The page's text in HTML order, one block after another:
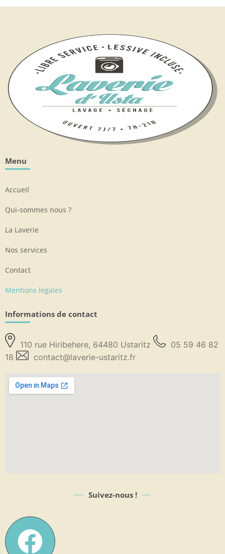
Menu
Accueil
Qui-sommes nous ?
La Laverie
Nos services
Contact
Mentions légales
Informations de contact
110 rue Hiribehere, 64480 Ustaritz
05 59 46 82
18
contact@laverie-ustaritz.fr
Suivez-nous !​